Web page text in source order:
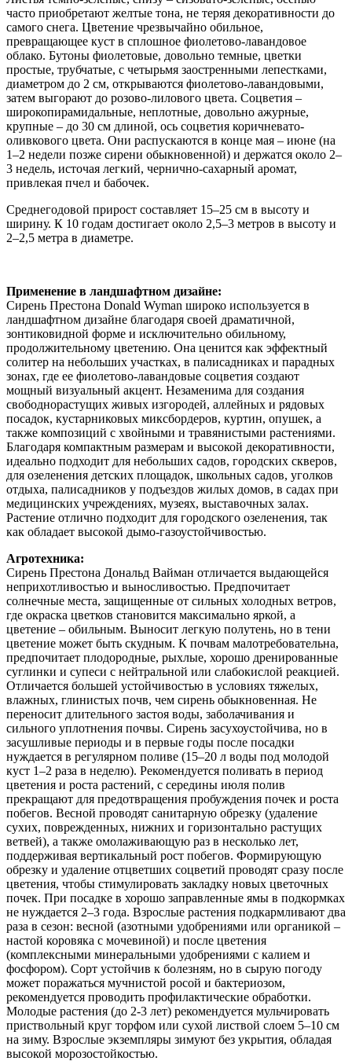
часто приобретают желтые тона, не теряя декоративности до
самого снега. Цветение чрезвычайно обильное,
превращающее куст в сплошное фиолетово-лавандовое
облако. Бутоны фиолетовые, довольно темные, цветки
простые, трубчатые, с четырьмя заостренными лепестками,
диаметром до 2 см, открываются фиолетово-лавандовыми,
затем выгорают до розово-лилового цвета. Соцветия –
широкопирамидальные, неплотные, довольно ажурные,
крупные – до 30 см длиной, ось соцветия коричневато-
оливкового цвета. Они распускаются в конце мая – июне (на
1–2 недели позже сирени обыкновенной) и держатся около 2–
3 недель, источая легкий, чернично-сахарный аромат,
привлекая пчел и бабочек.
Среднегодовой прирост составляет 15–25 см в высоту и
ширину. К 10 годам достигает около 2,5–3 метров в высоту и
2–2,5 метра в диаметре.
Применение в ландшафтном дизайне:
Сирень Престона Donald Wyman широко используется в
ландшафтном дизайне благодаря своей драматичной,
зонтиковидной форме и исключительно обильному,
продолжительному цветению. Она ценится как эффектный
солитер на небольших участках, в палисадниках и парадных
зонах, где ее фиолетово-лавандовые соцветия создают
мощный визуальный акцент. Незаменима для создания
свободнорастущих живых изгородей, аллейных и рядовых
посадок, кустарниковых миксбордеров, куртин, опушек, а
также композиций с хвойными и травянистыми растениями.
Благодаря компактным размерам и высокой декоративности,
идеально подходит для небольших садов, городских скверов,
для озеленения детских площадок, школьных садов, уголков
отдыха, палисадников у подъездов жилых домов, в садах при
медицинских учреждениях, музеях, выставочных залах.
Растение отлично подходит для городского озеленения, так
как обладает высокой дымо-газоустойчивостью.
Агротехника:
Сирень Престона Дональд Вайман отличается выдающейся
неприхотливостью и выносливостью. Предпочитает
солнечные места, защищенные от сильных холодных ветров,
где окраска цветков становится максимально яркой, а
цветение – обильным. Выносит легкую полутень, но в тени
цветение может быть скудным. К почвам малотребовательна,
предпочитает плодородные, рыхлые, хорошо дренированные
суглинки и супеси с нейтральной или слабокислой реакцией.
Отличается большей устойчивостью в условиях тяжелых,
влажных, глинистых почв, чем сирень обыкновенная. Не
переносит длительного застоя воды, заболачивания и
сильного уплотнения почвы. Сирень засухоустойчива, но в
засушливые периоды и в первые годы после посадки
нуждается в регулярном поливе (15–20 л воды под молодой
куст 1–2 раза в неделю). Рекомендуется поливать в период
цветения и роста растений, с середины июля полив
прекращают для предотвращения пробуждения почек и роста
побегов. Весной проводят санитарную обрезку (удаление
сухих, поврежденных, нижних и горизонтально растущих
ветвей), а также омолаживающую раз в несколько лет,
поддерживая вертикальный рост побегов. Формирующую
обрезку и удаление отцветших соцветий проводят сразу после
цветения, чтобы стимулировать закладку новых цветочных
почек. При посадке в хорошо заправленные ямы в подкормках
не нуждается 2–3 года. Взрослые растения подкармливают два
раза в сезон: весной (азотными удобрениями или органикой –
настой коровяка с мочевиной) и после цветения
(комплексными минеральными удобрениями с калием и
фосфором). Сорт устойчив к болезням, но в сырую погоду
может поражаться мучнистой росой и бактериозом,
рекомендуется проводить профилактические обработки.
Молодые растения (до 2-3 лет) рекомендуется мульчировать
приствольный круг торфом или сухой листвой слоем 5–10 см
на зиму. Взрослые экземпляры зимуют без укрытия, обладая
высокой морозостойкостью.